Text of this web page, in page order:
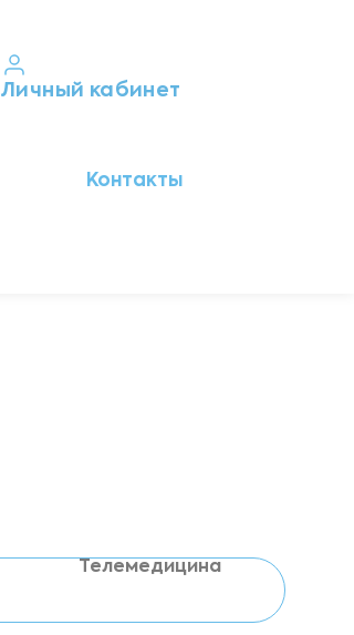
Личный кабинет
Контакты
Телемедицина